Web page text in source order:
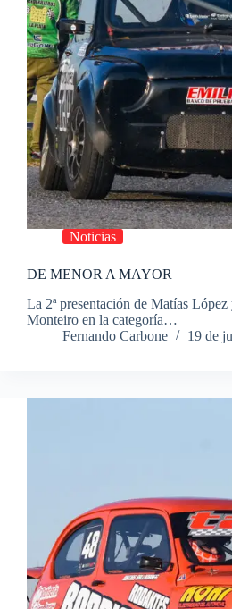
Noticias
DE MENOR A MAYOR
La 2ª presentación de Matías
Monteiro en la categoría…
Fernando Carbone
19 de